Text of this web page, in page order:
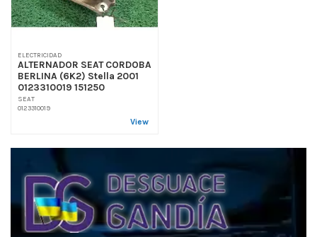
ELECTRICIDAD
ALTERNADOR SEAT CORDOBA
BERLINA (6K2) Stella 2001
0123310019 151250
SEAT
0123310019
View